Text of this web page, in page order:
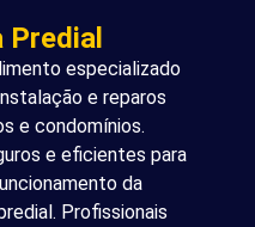
Predial
especializado
e reparos
e condomínios.
e eficientes para
da
Profissionais